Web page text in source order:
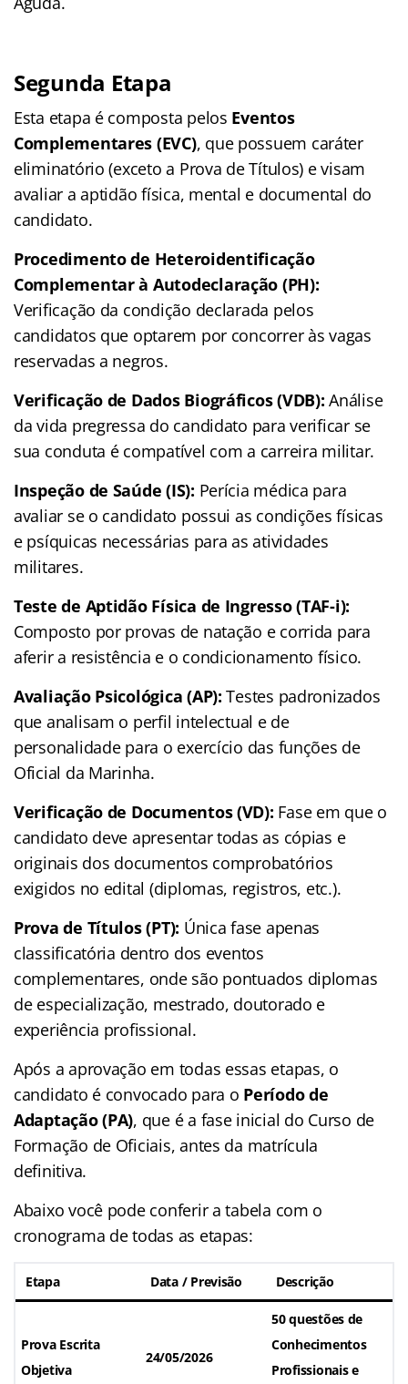
Segunda Etapa
Esta etapa é composta pelos Eventos
Complementares (EVC), que possuem caráter
eliminatório (exceto a Prova de Títulos) e visam
avaliar a aptidão física, mental e documental do
candidato.
Procedimento de Heteroidentificação
Complementar à Autodeclaração (PH):
Verificação da condição declarada pelos
candidatos que optarem por concorrer às vagas
reservadas a negros.
Verificação de Dados Biográficos (VDB): Análise
da vida pregressa do candidato para verificar se
sua conduta é compatível com a carreira militar.
Inspeção de Saúde (IS): Perícia médica para
avaliar se o candidato possui as condições físicas
e psíquicas necessárias para as atividades
militares.
Teste de Aptidão Física de Ingresso (TAF-i):
Composto por provas de natação e corrida para
aferir a resistência e o condicionamento físico.
Avaliação Psicológica (AP): Testes padronizados
que analisam o perfil intelectual e de
personalidade para o exercício das funções de
Oficial da Marinha.
Verificação de Documentos (VD): Fase em que o
candidato deve apresentar todas as cópias e
originais dos documentos comprobatórios
exigidos no edital (diplomas, registros, etc.).
Prova de Títulos (PT): Única fase apenas
classificatória dentro dos eventos
complementares, onde são pontuados diplomas
de especialização, mestrado, doutorado e
experiência profissional.
Após a aprovação em todas essas etapas, o
candidato é convocado para o Período de
Adaptação (PA), que é a fase inicial do Curso de
Formação de Oficiais, antes da matrícula
definitiva.
Abaixo você pode conferir a tabela com o
cronograma de todas as etapas:
Etapa Data / Previsão Descrição
Prova Escrita
Objetiva
24/05/2026
50 questões de
Conhecimentos
Profissionais e